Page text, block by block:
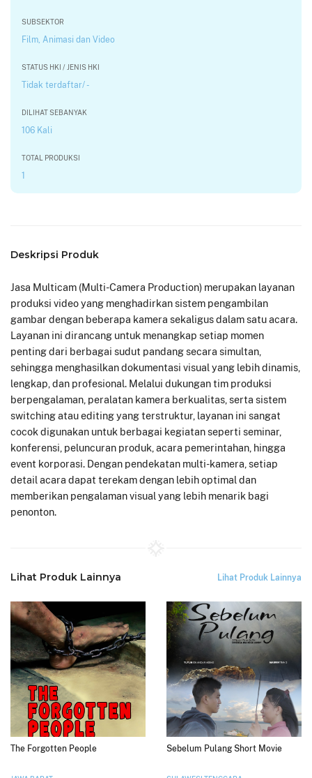
SUBSEKTOR
Film, Animasi dan Video
STATUS HKI / JENIS HKI
Tidak terdaftar/ -
DILIHAT SEBANYAK
106 Kali
TOTAL PRODUKSI
1
Deskripsi Produk
Jasa Multicam (Multi-Camera Production) merupakan layanan
produksi video yang menghadirkan sistem pengambilan
gambar dengan beberapa kamera sekaligus dalam satu acara.
Layanan ini dirancang untuk menangkap setiap momen
penting dari berbagai sudut pandang secara simultan,
sehingga menghasilkan dokumentasi visual yang lebih dinamis,
lengkap, dan profesional. Melalui dukungan tim produksi
berpengalaman, peralatan kamera berkualitas, serta sistem
switching atau editing yang terstruktur, layanan ini sangat
cocok digunakan untuk berbagai kegiatan seperti seminar,
konferensi, peluncuran produk, acara pemerintahan, hingga
event korporasi. Dengan pendekatan multi-kamera, setiap
detail acara dapat terekam dengan lebih optimal dan
memberikan pengalaman visual yang lebih menarik bagi
penonton.
Lihat Produk Lainnya Lihat Produk Lainnya
The Forgotten People Sebelum Pulang Short Movie